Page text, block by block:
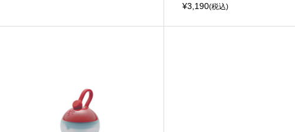
¥3,190(税込)